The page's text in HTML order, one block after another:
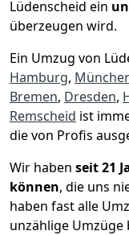
Lüdenscheid ein
überzeugen wird.
Ein Umzug von
Hamburg,
Bremen, Dresden,
Remscheid ist
die von Profis
Wir haben seit21
können, die uns
haben fast alle
unzählige